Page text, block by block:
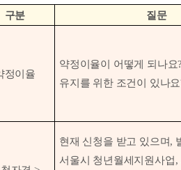
구분 질문
정이율
약정이율이 어떻게 되나요?
유지를 위한 조건이 있나요
현재 신청을 받고 있으며,
서울시 청년월세지원사업,